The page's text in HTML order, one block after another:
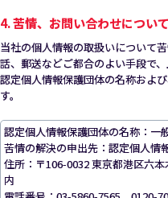
4. 苦情、お問い合わせについて
当社の個人情報の取扱いについて
話、郵送などご都合のよい手段で
認定個人情報保護団体の名称およ
す。
認定個人情報保護団体の名称：一
苦情の解決の申出先：認定個人情
住所：〒106-0032 東京都港区六
内